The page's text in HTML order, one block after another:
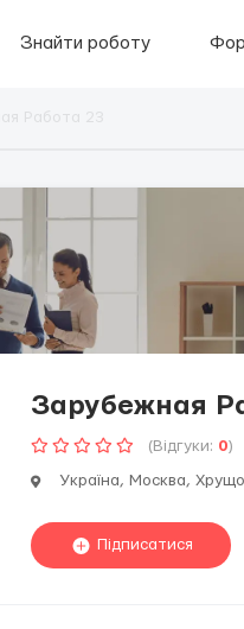
Знайти роботу
Зарубежная
(Відгуки: 0)
Україна, Москва,
Підписатися